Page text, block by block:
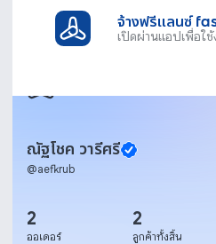
จ้างฟรีแลนซ์
เปิดผ่านแอปเพื่อใ
ณัฐโชค วารีศรี
@aefkrub
2
ออเดอร์
2
ลูกค้าทั้งสิ้น